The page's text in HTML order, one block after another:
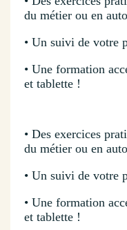
du métier ou en
• Un suivi de votre
• Une formation
et tablette !
• Des exercices
du métier ou en
• Un suivi de votre
• Une formation
et tablette !